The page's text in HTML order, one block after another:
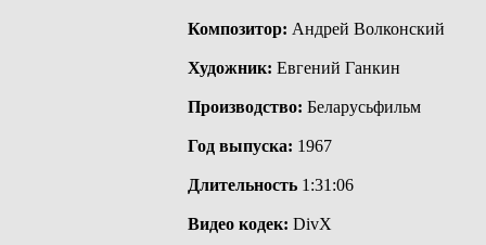
Композитор: Андрей Волконский
Художник: Евгений Ганкин
Производство: Беларусьфильм
Год выпуска: 1967
Длитeльнocть 1:31:06
Видео кодек: DivX